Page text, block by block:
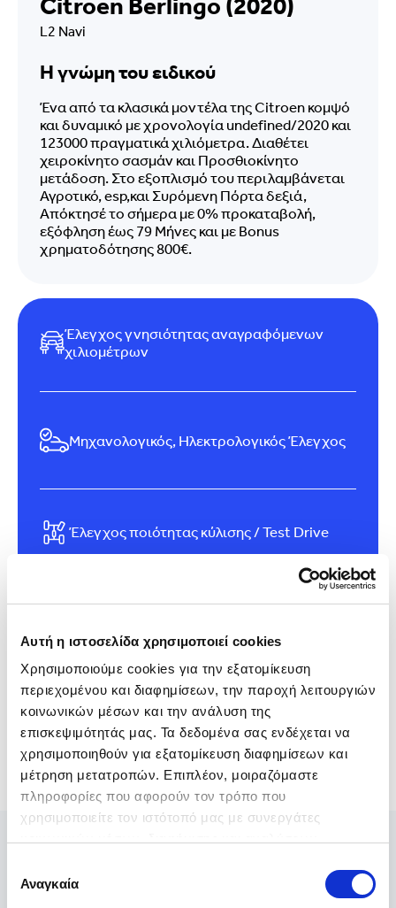
Αυτή η ιστοσελίδα χρησιμοποιεί cookies
Χρησιμοποιούμε cookies για την εξατομίκευση
περιεχομένου και διαφημίσεων, την παροχή λειτουργιών
κοινωνικών μέσων και την ανάλυση της
επισκεψιμότητάς μας. Τα δεδομένα σας ενδέχεται να
χρησιμοποιηθούν για εξατομίκευση διαφημίσεων και
μέτρηση μετατροπών. Επιπλέον, μοιραζόμαστε
πληροφορίες που αφορούν τον τρόπο που
χρησιμοποιείτε τον ιστότοπό μας με συνεργάτες
Δεδομένων Google
), οι οποίοι ενδεχομένως να τις
συνδυάσουν με άλλες πληροφορίες που τους έχετε
συγκατάθεσης
Αναγκαία
L2 Navi
Η γνώμη του ειδικού
Ένα από τα κλασικά μοντέλα της Citroen κομψό
και δυναμικό με χρονολογία undefined/2020 και
123000 πραγματικά χιλιόμετρα. Διαθέτει
χειροκίνητο σασμάν και Προσθιοκίνητο
μετάδοση. Στο εξοπλισμό του περιλαμβάνεται
Αγροτικό, esp,και Συρόμενη Πόρτα δεξιά,
Απόκτησέ το σήμερα με 0% προκαταβολή,
εξόφληση έως 79 Μήνες και με Bonus
χρηματοδότησης 800€.
Έλεγχος γνησιότητας αναγραφόμενων
χιλιομέτρων
Μηχανολογικός, Ηλεκτρολογικός Έλεγχος
Έλεγχος ποιότητας κύλισης / Test Drive
Αυτοκινήτου